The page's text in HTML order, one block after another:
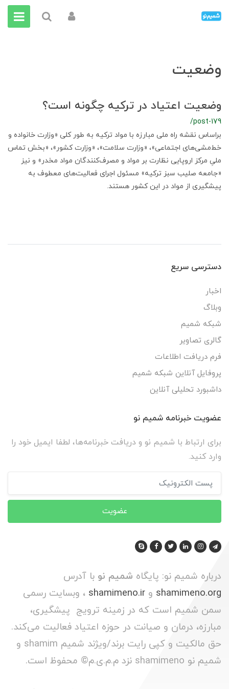
وضعیت
وضعیت اعتیاد در ترکیه چگونه است؟
/post-179
براساس نقشه راه ملی مبارزه با مواد ترکیه به طور کلی «وزارت خانواده و
خط‌مشی‌های اجتماعی»، «وزارت سلامت»، «وزارت کشور»، «بخش تماس
ملیِ مرکز اروپایی نظارت بر مواد و مصرف‌کنندگان مواد مخدر» و نیز
«جامعه صلیب سبز ترکیه» مسئول اجرای فعالیت‌های معطوف به
پیشگیری از مواد در این کشور هستند.
دسترسی سریع
اخبار
وبلاگ
شبکه شمیم
گالری تصاویر
فرم دریافت اطلاعات
پروفایل آنلاین شبکه شمیم
داشبورد تحلیلی آنلاین
عضویت خبرنامه شمیم نو
برای ارتباط با شمیم نو و دریافت خبرنامه‌ها، لطفا ایمیل خود را
وارد کنید.
عضویت
درباره شمیم نو: پایگاه شمیم نو با آدرس
shamimeno.org و shamimeno.ir ، وبسایت رسمی
سمن شمیم است که در زمینه ترویج پیشگیری،
مبارزه، درمان و صیانت در حوزه اعتیاد فعالیت می‌کند.
حق مالکیت و کپی رایت برند/ویژند شمیم shamim و
شمیم نو shamimeno نزد م.م.ی.م© محفوظ است.